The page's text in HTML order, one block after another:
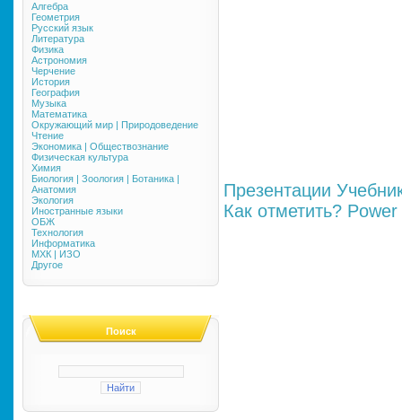
Алгебра
Геометрия
Русский язык
Литература
Физика
Астрономия
Черчение
История
География
Музыка
Математика
Окружающий мир | Природоведение
Чтение
Экономика | Обществознание
Физическая культура
Химия
Биология | Зоология | Ботаника |
Анатомия
Экология
Иностранные языки
ОБЖ
Технология
Информатика
МХК | ИЗО
Другое
Поиск
Презентации
Как отметить?